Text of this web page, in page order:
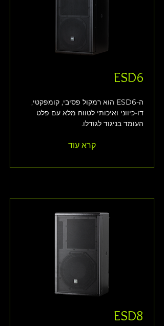
ESD6
ה-ESD6 הוא רמקול פסיבי, קומפקטי,
דו-כיווני ואיכותי לטווח מלא עם פלט
העומד בניגוד לגודלו.
קרא עוד
ESD8